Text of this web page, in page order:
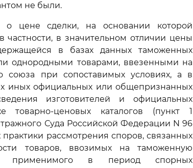
не были.
о цене сделки, на основании которой
частности, в значительном отличии цены
в базах данных таможенных
однородными товарами, ввезенными на
союза при сопоставимых условиях, а в
иных официальных или общепризнанных
изготовителей и официальных
товарно-ценовых каталогов (пункт 1
Суда Российской Федерации N 96
практики рассмотрения споров, связанных
товаров, ввозимых на таможенную
применимого в период спорных